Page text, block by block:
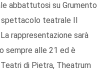
abbattutosi su Grumento
teatrale Il
rappresentazione sarà
sempre alle 21 ed è
di Pietra, Theatrum